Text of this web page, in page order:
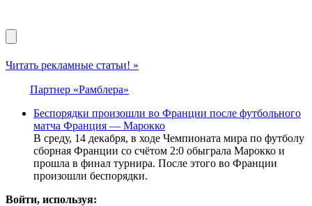
Читать рекламные статьи! »
Партнер «Рамблера»
Беспорядки произошли во Франции после футбольного
матча Франция — Марокко
В среду, 14 декабря, в ходе Чемпионата мира по футболу
сборная Франции со счётом 2:0 обыграла Марокко и
прошла в финал турнира. После этого во Франции
произошли беспорядки.
Войти, используя: